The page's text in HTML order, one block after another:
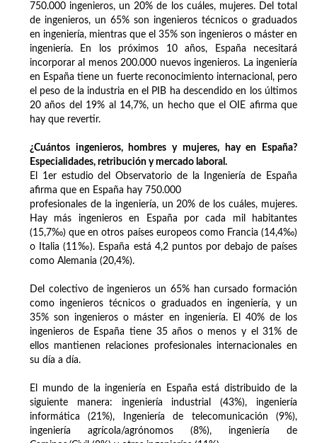
750.000 ingenieros, un 20% de los cuáles, mujeres. Del total
de ingenieros, un 65% son ingenieros técnicos o graduados
en ingeniería, mientras que el 35% son ingenieros o máster en
ingeniería. En los próximos 10 años, España necesitará
incorporar al menos 200.000 nuevos ingenieros. La ingeniería
en España tiene un fuerte reconocimiento internacional, pero
el peso de la industria en el PIB ha descendido en los últimos
20 años del 19% al 14,7%, un hecho que el OIE afirma que
hay que revertir.
¿Cuántos ingenieros, hombres y mujeres, hay en España?
Especialidades, retribución y mercado laboral.
El 1er estudio del Observatorio de la Ingeniería de España
afirma que en España hay 750.000
profesionales de la ingeniería, un 20% de los cuáles, mujeres.
Hay más ingenieros en España por cada mil habitantes
(15,7‰) que en otros países europeos como Francia (14,4‰)
o Italia (11‰). España está 4,2 puntos por debajo de países
como Alemania (20,4%).
Del colectivo de ingenieros un 65% han cursado formación
como ingenieros técnicos o graduados en ingeniería, y un
35% son ingenieros o máster en ingeniería. El 40% de los
ingenieros de España tiene 35 años o menos y el 31% de
ellos mantienen relaciones profesionales internacionales en
su día a día.
El mundo de la ingeniería en España está distribuido de la
siguiente manera: ingeniería industrial (43%), ingeniería
informática (21%), Ingeniería de telecomunicación (9%),
ingeniería agrícola/agrónomos (8%), ingeniería de